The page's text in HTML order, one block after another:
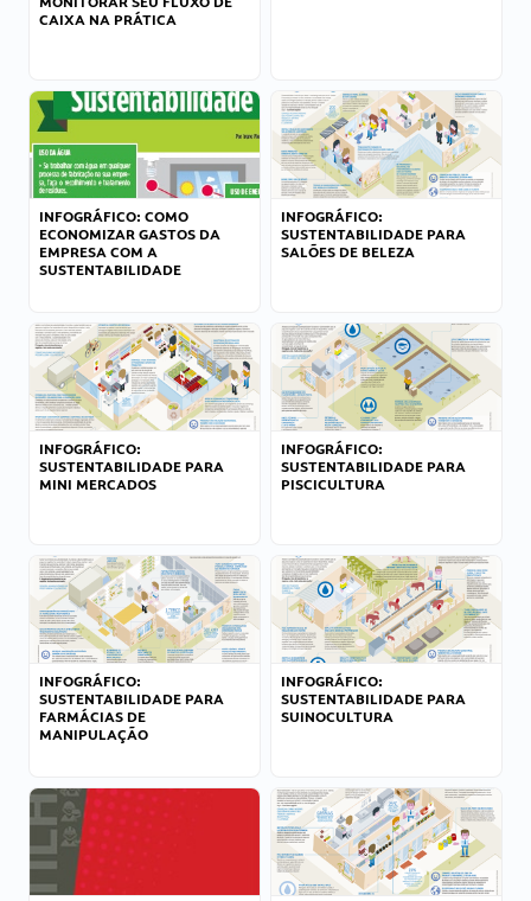
CAIXA NA PRÁTICA
INFOGRÁFICO: COMO
ECONOMIZAR GASTOS DA
EMPRESA COM A
SUSTENTABILIDADE
INFOGRÁFICO:
SUSTENTABILIDADE PARA
SALÕES DE BELEZA
INFOGRÁFICO:
SUSTENTABILIDADE PARA
MINI MERCADOS
INFOGRÁFICO:
SUSTENTABILIDADE PARA
PISCICULTURA
INFOGRÁFICO:
SUSTENTABILIDADE PARA
FARMÁCIAS DE
MANIPULAÇÃO
INFOGRÁFICO:
SUSTENTABILIDADE PARA
SUINOCULTURA